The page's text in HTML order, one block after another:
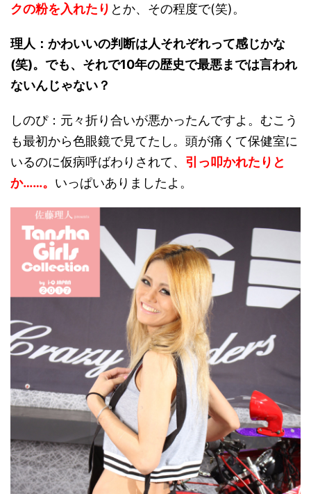
クの粉を入れたり とか、その程度で(笑)。
理人：かわいいの判断は人それぞれって感じかな
(笑)。でも、それで10年の歴史で最悪までは言われ
ないんじゃない？
しのぴ：元々折り合いが悪かったんですよ。むこう
も最初から色眼鏡で見てたし。頭が痛くて保健室に
いるのに仮病呼ばわりされて、 引っ叩かれたりと
か……。 いっぱいありましたよ。